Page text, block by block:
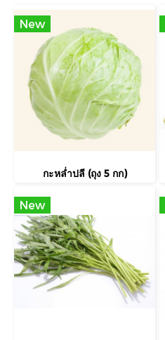
New
กะหล่ำปลี (ถุง 5 กก)
New